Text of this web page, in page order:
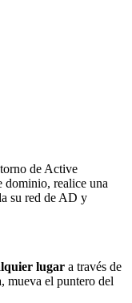
de Active
dominio, realice una
su red de AD y
lugar a través de
mueva el puntero del